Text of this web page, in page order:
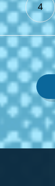
4